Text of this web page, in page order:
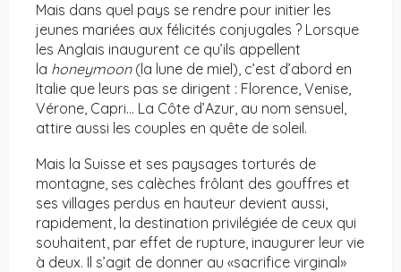
Mais dans quel pays se rendre pour initier les
jeunes mariées aux félicités conjugales ? Lorsque
les Anglais inaugurent ce qu’ils appellent
la honeymoon(la lune de miel), c’est d’abord en
Italie que leurs pas se dirigent : Florence, Venise,
Vérone, Capri… La Côte d’Azur, au nom sensuel,
attire aussi les couples en quête de soleil.
Mais la Suisse et ses paysages torturés de
montagne, ses calèches frôlant des gouffres et
ses villages perdus en hauteur devient aussi,
rapidement, la destination privilégiée de ceux qui
souhaitent, par effet de rupture, inaugurer leur vie
à deux. Il s’agit de donner au «sacrifice virginal»